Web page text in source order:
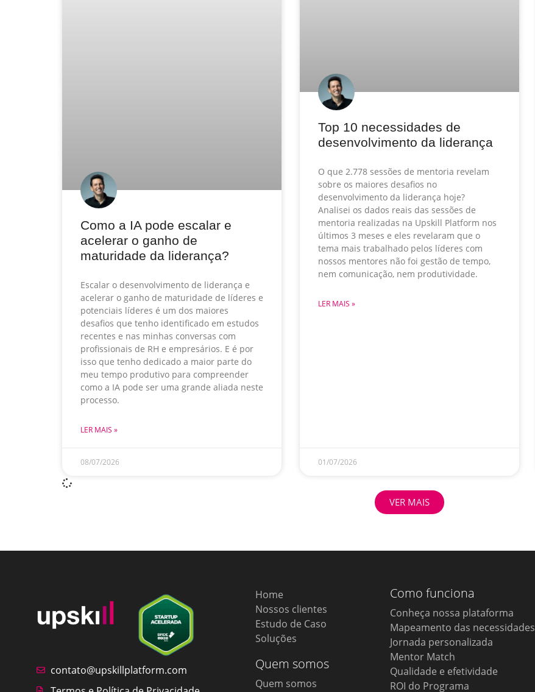
Como a IA pode escalar e
acelerar o ganho de
maturidade da liderança?
Escalar o desenvolvimento de liderança e
acelerar o ganho de maturidade de líderes e
potenciais líderes é um dos maiores
desafios que tenho identificado em estudos
recentes e nas minhas conversas com
profissionais de RH e empresários. E é por
isso que tenho dedicado a maior parte do
meu tempo produtivo para compreender
como a IA pode ser uma grande aliada neste
processo.
LER MAIS »
08/07/2026
Top 10 necessidades de
desenvolvimento da liderança
O que 2.778 sessões de mentoria revelam
sobre os maiores desafios no
desenvolvimento da liderança hoje?
Analisei os dados reais das sessões de
mentoria realizadas na Upskill Platform nos
últimos 3 meses e eles revelaram que o
tema mais trabalhado pelos líderes com
nossos mentores não foi gestão de tempo,
nem comunicação, nem produtividade.
LER MAIS »
01/07/2026
VER MAIS
contato@upskillplatform.com
Home
Nossos clientes
Estudo de Caso
Soluções
Quem somos
Quem somos
Como funciona
Conheça nossa plataforma
Mapeamento das necessidades
Jornada personalizada
Mentor Match
Qualidade e efetividade
ROI do Programa